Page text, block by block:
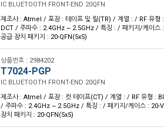
IC BLUETOOTH FRONT-END 20QFN
제조사 : Atmel / 포장 : 테이프 및 릴(TR) / 계열 : / RF 유
DCT / 주파수 : 2.4GHz ~ 2.5GHz / 특징 : / 패키지/케이스
공급 장치 패키지 : 20-QFN(5x5)
상품번호 : 2984202
T7024-PGP
IC BLUETOOTH FRONT-END 20QFN
제조사 : Atmel / 포장 : 컷 테이프(CT) / 계열 : / RF 유형 :
/ 주파수 : 2.4GHz ~ 2.5GHz / 특징 : / 패키지/케이스 : 20-
장치 패키지 : 20-QFN(5x5)